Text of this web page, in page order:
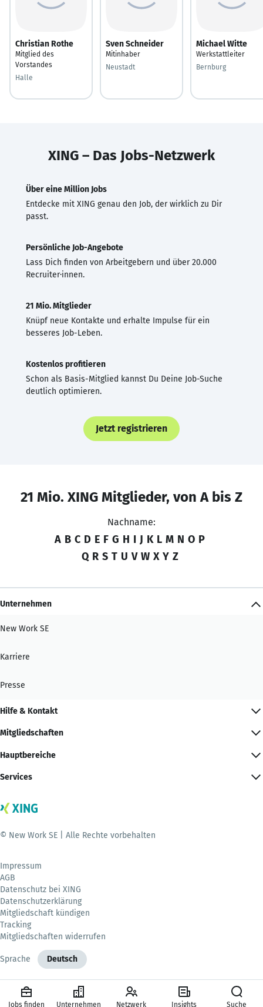
Christian Rothe
Mitglied des
Vorstandes
Halle
Sven Schneider
Mitinhaber
Neustadt
Michael Witte
Werkstattleiter
Bernburg
XING – Das Jobs-Netzwerk
Über eine Million Jobs
Entdecke mit XING genau den Job, der wirklich zu Dir
passt.
Persönliche Job-Angebote
Lass Dich finden von Arbeitgebern und über 20.000
Recruiter·innen.
21 Mio. Mitglieder
Knüpf neue Kontakte und erhalte Impulse für ein
besseres Job-Leben.
Kostenlos profitieren
Schon als Basis-Mitglied kannst Du Deine Job-Suche
deutlich optimieren.
Jetzt registrieren
21 Mio. XING Mitglieder, von A bis Z
Nachname:
A B C D E F G H I J K L M N O P
Q R S T U V W X Y Z
Unternehmen
New Work SE
Karriere
Presse
Hilfe & Kontakt
Mitgliedschaften
Hauptbereiche
Services
© New Work SE | Alle Rechte vorbehalten
Impressum
AGB
Datenschutz bei XING
Datenschutzerklärung
Mitgliedschaft kündigen
Tracking
Mitgliedschaften widerrufen
Sprache Deutsch
Jobs finden Unternehmen Netzwerk Insights Suche